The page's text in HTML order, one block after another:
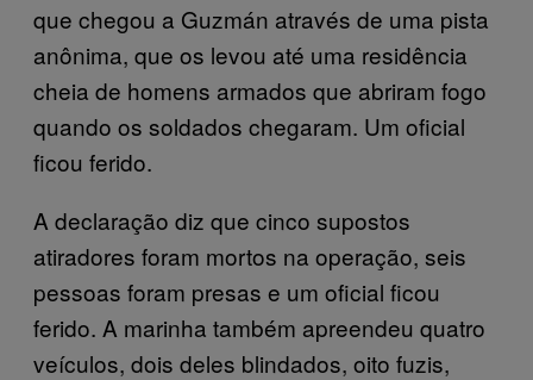
que chegou a Guzmán através de uma pista
anônima, que os levou até uma residência
cheia de homens armados que abriram fogo
quando os soldados chegaram. Um oficial
ficou ferido.
A declaração diz que cinco supostos
atiradores foram mortos na operação, seis
pessoas foram presas e um oficial ficou
ferido. A marinha também apreendeu quatro
veículos, dois deles blindados, oito fuzis,